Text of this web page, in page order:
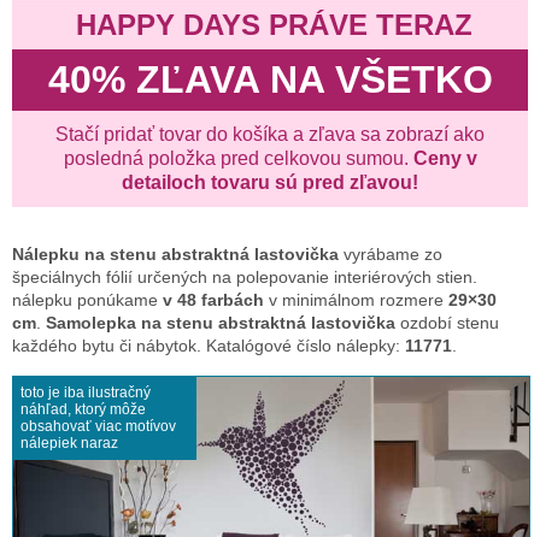
HAPPY DAYS PRÁVE TERAZ
40% ZĽAVA NA VŠETKO
Stačí pridať tovar do košíka a zľava sa zobrazí ako
posledná položka pred celkovou sumou. Ceny v
detailoch tovaru sú pred zľavou!
Nálepku na stenu abstraktná lastovička vyrábame zo
špeciálnych fólií určených na polepovanie interiérových stien.
nálepku ponúkame v 48 farbách v minimálnom rozmere 29×30
cm Samolepka na stenu abstraktná lastovička ozdobí stenu
každého bytu či nábytok. Katalógové číslo nálepky: 11771
toto je iba ilustračný
náhľad, ktorý môže
obsahovať viac motívov
nálepiek naraz